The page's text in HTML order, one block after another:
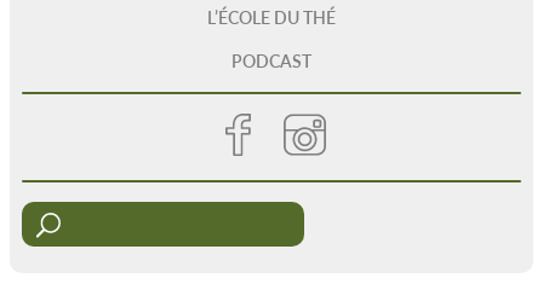
L’ÉCOLE DU THÉ
PODCAST